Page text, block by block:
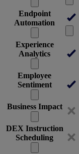
Endpoint
Automation
Experience
Analytics
Employee
Sentiment
Business Impact
DEX Instruction
Scheduling